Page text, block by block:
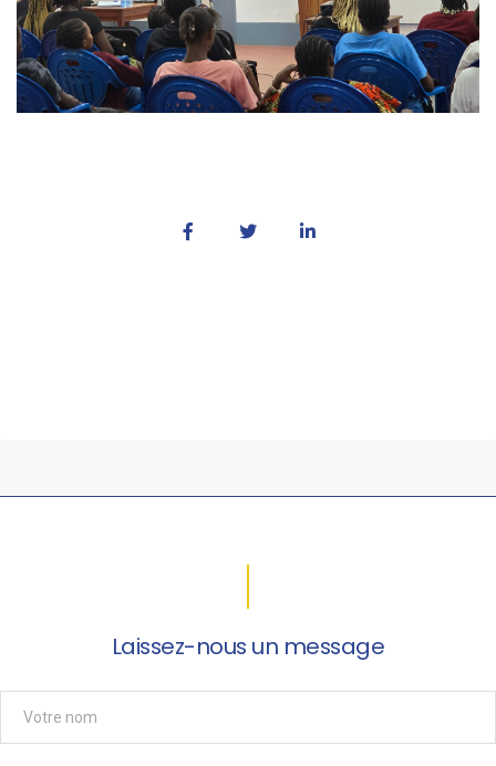
Laissez-nous un message